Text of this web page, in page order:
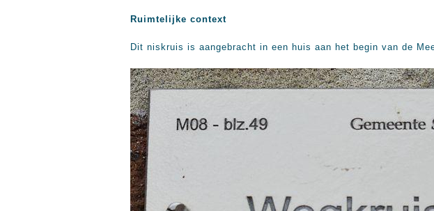
Ruimtelijke context
Dit niskruis is aangebracht in een huis aan het begin van de